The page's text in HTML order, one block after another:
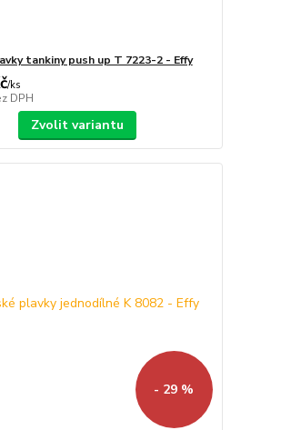
tankiny push up T 7223-2 - Effy
/ks
DPH
Zvolit variantu
- 29 %